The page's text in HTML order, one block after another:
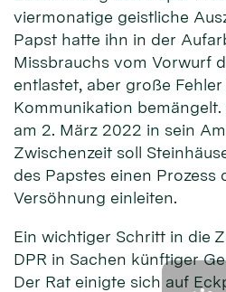
viermonatige geistliche
Papst hatte ihn in der
Missbrauchs vom Vorwurf
entlastet, aber große
Kommunikation
am 2. März 2022 in sein
Zwischenzeit soll
des Papstes einen Prozess
Versöhnung einleiten.
Ein wichtiger Schritt in die
DPR in Sachen künftiger
Der Rat einigte sich auf